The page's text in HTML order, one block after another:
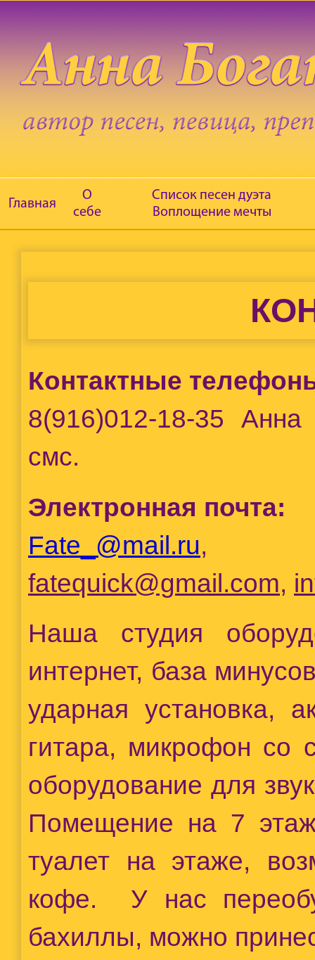
Главная
О
себе
Список песен дуэта
Воплощение мечты
Контактные
8(916)012-18-35 Анна
смс.
Электронная почта:
Fate_@mail.ru,
fatequick@gmail.com,
Наша студия
интернет, база
ударная установка,
гитара, микрофон со
оборудование для
Помещение на 7
туалет на этаже,
кофе. У нас
бахиллы, можно